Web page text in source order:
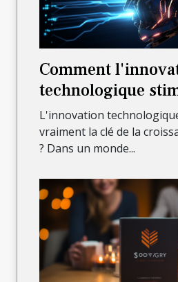
Comment
technologique
croissance
L'innovation
vraiment la clé de la
? Dans un monde...